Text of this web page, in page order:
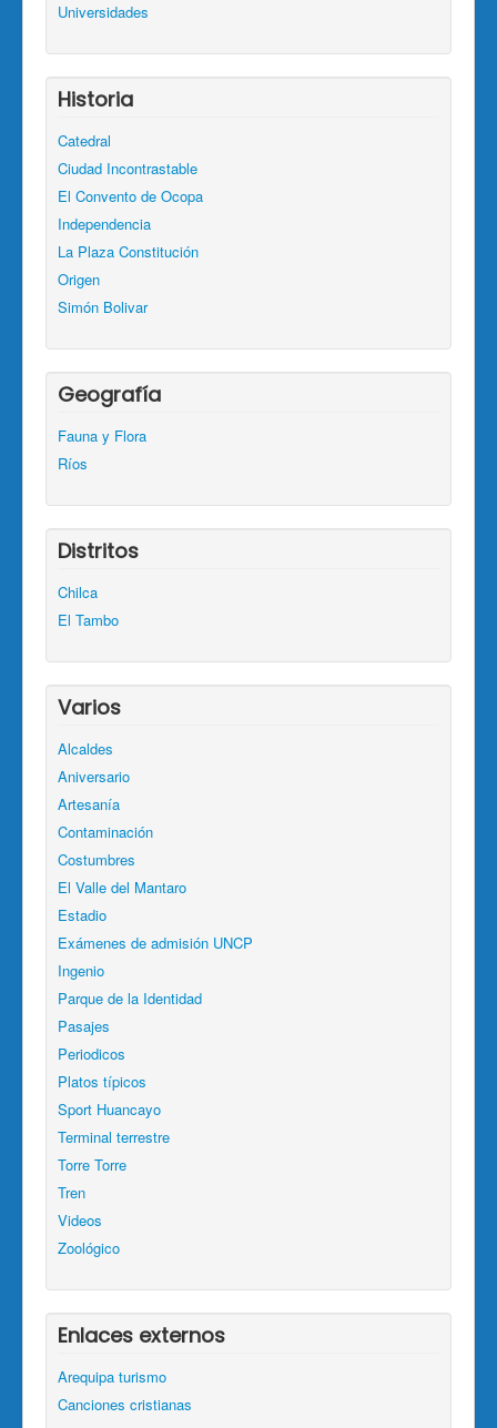
Universidades
Historia
Catedral
Ciudad Incontrastable
El Convento de Ocopa
Independencia
La Plaza Constitución
Origen
Simón Bolivar
Geografía
Fauna y Flora
Ríos
Distritos
Chilca
El Tambo
Varios
Alcaldes
Aniversario
Artesanía
Contaminación
Costumbres
El Valle del Mantaro
Estadio
Exámenes de admisión UNCP
Ingenio
Parque de la Identidad
Pasajes
Periodicos
Platos típicos
Sport Huancayo
Terminal terrestre
Torre Torre
Tren
Videos
Zoológico
Enlaces externos
Arequipa turismo
Canciones cristianas